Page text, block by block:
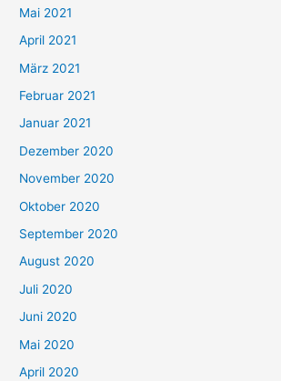
h
:
Mai 2021
April 2021
März 2021
Februar 2021
Januar 2021
Dezember 2020
November 2020
Oktober 2020
September 2020
August 2020
Juli 2020
Juni 2020
Mai 2020
April 2020